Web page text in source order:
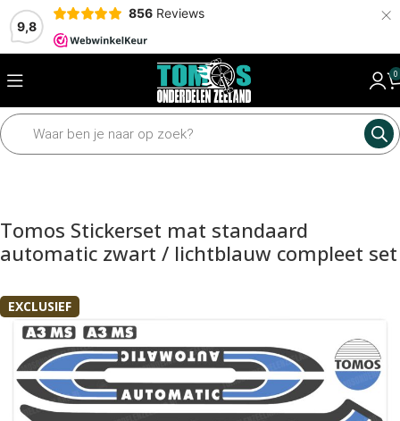
9,8
856 Reviews ×
0
Home Framedelen Stickers
Tomos Stickerset mat standaard
automatic zwart / lichtblauw compleet set
EXCLUSIEF